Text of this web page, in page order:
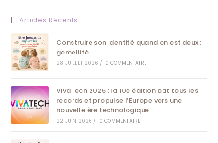
Articles Récents
Construire son identité quand on est deux :
gemellité
28 JUILLET 2026 / 0 COMMENTAIRE
VivaTech 2026 : la 10e édition bat tous les
records et propulse l’Europe vers une
nouvelle ère technologique
22 JUIN 2026 / 0 COMMENTAIRE